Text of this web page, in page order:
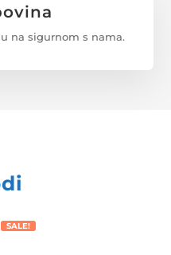
na sigurnom s nama.
SALE!